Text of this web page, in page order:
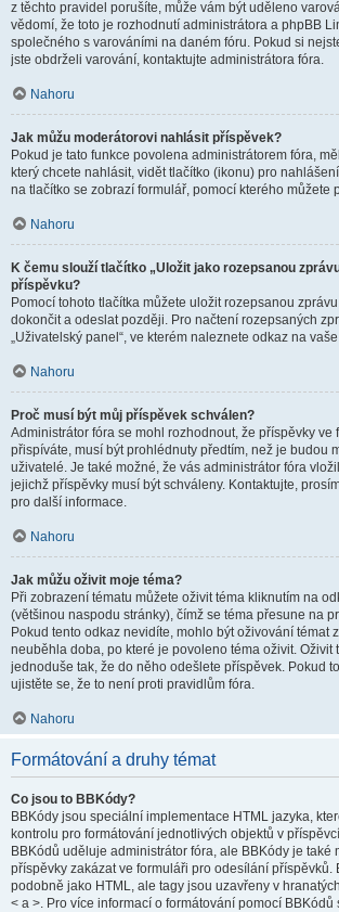
z těchto pravidel porušíte, může vám být uděleno
vědomí, že toto je rozhodnutí administrátora a phpBB
společného s varováními na daném fóru. Pokud si
jste obdrželi varování, kontaktujte administrátora fóra.
Nahoru
Jak můžu moderátorovi nahlásit příspěvek?
Pokud je tato funkce povolena administrátorem fóra,
který chcete nahlásit, vidět tlačítko (ikonu) pro
na tlačítko se zobrazí formulář, pomocí kterého můžete
Nahoru
K čemu slouží tlačítko „Uložit jako rozepsanou
příspěvku?
Pomocí tohoto tlačítka můžete uložit rozepsanou
dokončit a odeslat později. Pro načtení rozepsaných
„Uživatelský panel“, ve kterém naleznete odkaz na
Nahoru
Proč musí být můj příspěvek schválen?
Administrátor fóra se mohl rozhodnout, že příspěvky ve
přispíváte, musí být prohlédnuty předtím, než je budou
uživatelé. Je také možné, že vás administrátor fóra
jejichž příspěvky musí být schváleny. Kontaktujte,
pro další informace.
Nahoru
Jak můžu oživit moje téma?
Při zobrazení tématu můžete oživit téma kliknutím na
(většinou naspodu stránky), čímž se téma přesune na
Pokud tento odkaz nevidíte, mohlo být oživování témat
neuběhla doba, po které je povoleno téma oživit. Oživit
jednoduše tak, že do něho odešlete příspěvek. Pokud
ujistěte se, že to není proti pravidlům fóra.
Nahoru
Formátování a druhy témat
Co jsou to BBKódy?
BBKódy jsou speciální implementace HTML jazyka,
kontrolu pro formátování jednotlivých objektů v
BBKódů uděluje administrátor fóra, ale BBKódy je také
příspěvky zakázat ve formuláři pro odesílání příspěvků.
podobně jako HTML, ale tagy jsou uzavřeny v
< a >. Pro více informací o formátování pomocí BBKódů